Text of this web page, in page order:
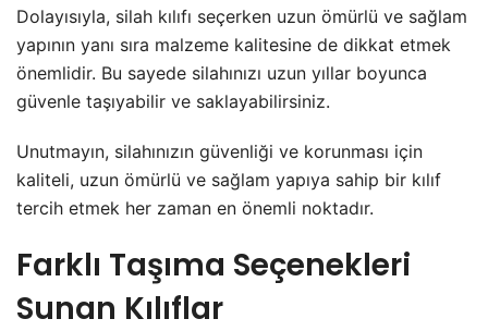
Dolayısıyla, silah kılıfı seçerken uzun ömürlü ve sağlam
yapının yanı sıra malzeme kalitesine de dikkat etmek
önemlidir. Bu sayede silahınızı uzun yıllar boyunca
güvenle taşıyabilir ve saklayabilirsiniz.
Unutmayın, silahınızın güvenliği ve korunması için
kaliteli, uzun ömürlü ve sağlam yapıya sahip bir kılıf
tercih etmek her zaman en önemli noktadır.
Farklı Taşıma Seçenekleri
Sunan Kılıflar